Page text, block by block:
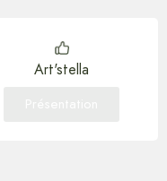
Art'stella